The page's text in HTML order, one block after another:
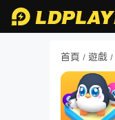
首頁 / 遊戲 /